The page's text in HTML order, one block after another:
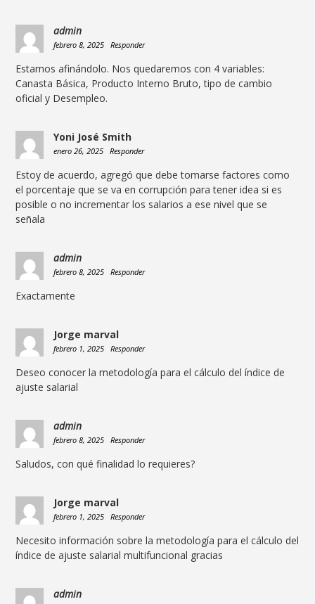
admin
febrero 8, 2025 Responder
Estamos afinándolo. Nos quedaremos con 4 variables:
Canasta Básica, Producto Interno Bruto, tipo de cambio
oficial y Desempleo.
Yoni José Smith
enero 26, 2025 Responder
Estoy de acuerdo, agregó que debe tomarse factores como
el porcentaje que se va en corrupción para tener idea si es
posible o no incrementar los salarios a ese nivel que se
señala
admin
febrero 8, 2025 Responder
Exactamente
Jorge marval
febrero 1, 2025 Responder
Deseo conocer la metodología para el cálculo del índice de
ajuste salarial
admin
febrero 8, 2025 Responder
Saludos, con qué finalidad lo requieres?
Jorge marval
febrero 1, 2025 Responder
Necesito información sobre la metodología para el cálculo del
índice de ajuste salarial multifuncional gracias
admin